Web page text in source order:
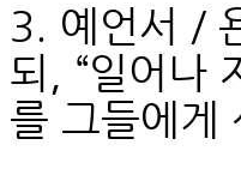
3. 예언서 /
되, “일어나
를 그들에게